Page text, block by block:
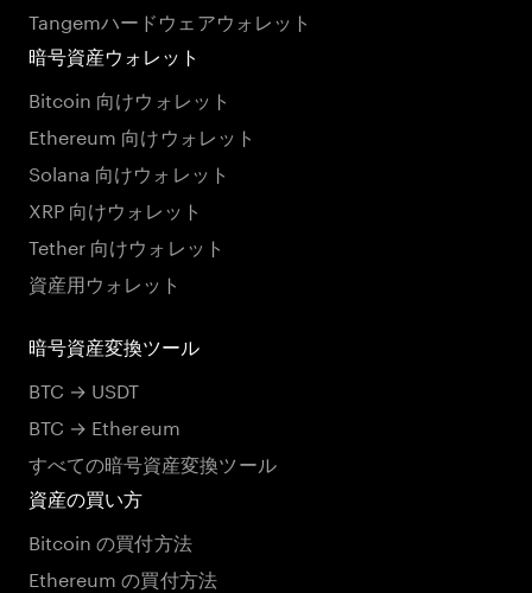
Tangemハードウェアウォレット
暗号資産ウォレット
Bitcoin 向けウォレット
Ethereum 向けウォレット
Solana 向けウォレット
XRP 向けウォレット
Tether 向けウォレット
資産用ウォレット
暗号資産変換ツール
BTC → USDT
BTC → Ethereum
すべての暗号資産変換ツール
資産の買い方
Bitcoin の買付方法
Ethereum の買付方法